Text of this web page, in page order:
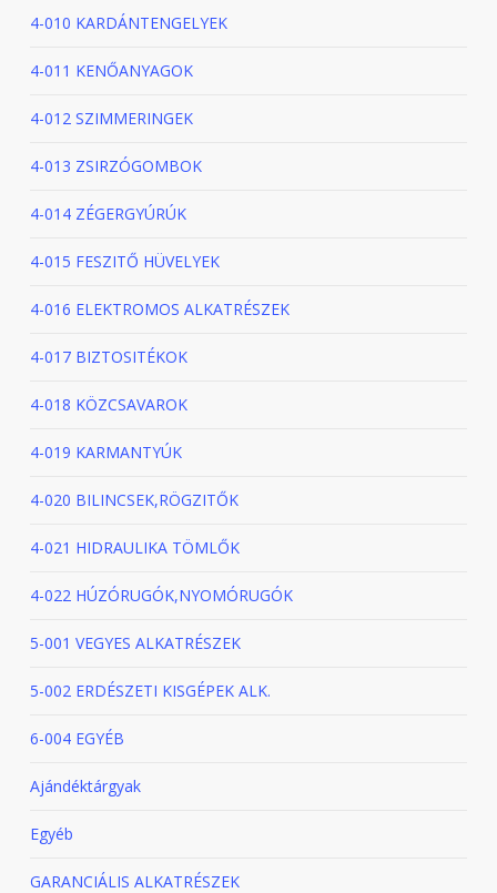
4-010 KARDÁNTENGELYEK
4-011 KENŐANYAGOK
4-012 SZIMMERINGEK
4-013 ZSIRZÓGOMBOK
4-014 ZÉGERGYÚRÚK
4-015 FESZITŐ HÜVELYEK
4-016 ELEKTROMOS ALKATRÉSZEK
4-017 BIZTOSITÉKOK
4-018 KÖZCSAVAROK
4-019 KARMANTYÚK
4-020 BILINCSEK,RÖGZITŐK
4-021 HIDRAULIKA TÖMLŐK
4-022 HÚZÓRUGÓK,NYOMÓRUGÓK
5-001 VEGYES ALKATRÉSZEK
5-002 ERDÉSZETI KISGÉPEK ALK.
6-004 EGYÉB
Ajándéktárgyak
Egyéb
GARANCIÁLIS ALKATRÉSZEK